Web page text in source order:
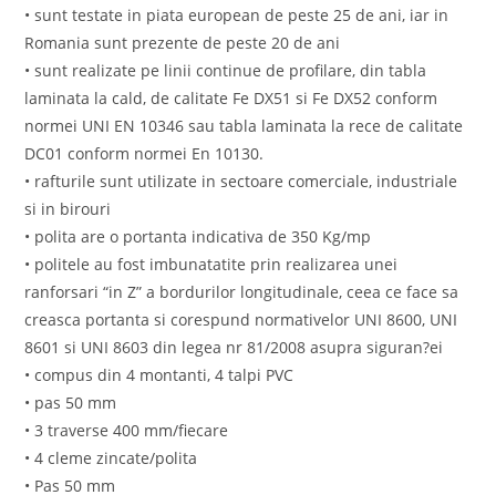
• sunt testate in piata european de peste 25 de ani, iar in
Romania sunt prezente de peste 20 de ani
• sunt realizate pe linii continue de profilare, din tabla
laminata la cald, de calitate Fe DX51 si Fe DX52 conform
normei UNI EN 10346 sau tabla laminata la rece de calitate
DC01 conform normei En 10130.
• rafturile sunt utilizate in sectoare comerciale, industriale
si in birouri
• polita are o portanta indicativa de 350 Kg/mp
• politele au fost imbunatatite prin realizarea unei
ranforsari “in Z” a bordurilor longitudinale, ceea ce face sa
creasca portanta si corespund normativelor UNI 8600, UNI
8601 si UNI 8603 din legea nr 81/2008 asupra siguran?ei
• compus din 4 montanti, 4 talpi PVC
• pas 50 mm
• 3 traverse 400 mm/fiecare
• 4 cleme zincate/polita
• Pas 50 mm